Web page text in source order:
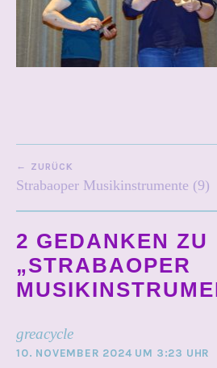
ZURÜCK
Strabaoper Musikinstrumente (9)
2 GEDANKEN ZU
„STRABAOPER
greacycle
10. NOVEMBER 2024 UM 3:23 UHR